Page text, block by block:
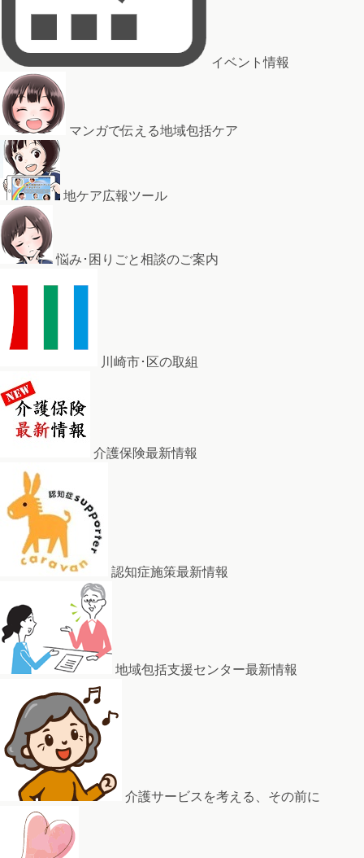
イベント情報
マンガで伝える地域包括ケア
地ケア広報ツール
悩み･困りごと相談のご案内
川崎市･区の取組
介護保険最新情報
認知症施策最新情報
地域包括支援センター最新情報
介護サービスを考える、その前に